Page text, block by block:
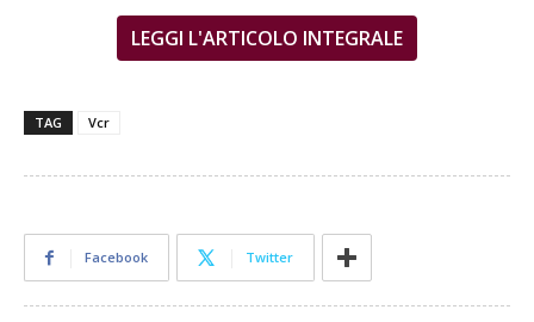
LEGGI L'ARTICOLO INTEGRALE
TAG Vcr
Facebook Twitter